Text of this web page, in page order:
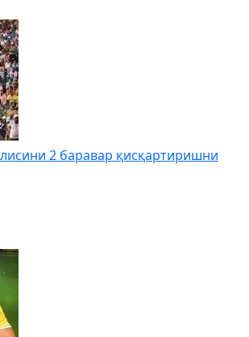
2 баравар қисқартиришни